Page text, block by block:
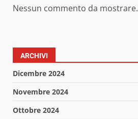
Nessun commento da mostrare.
ARCHIVI
Dicembre 2024
Novembre 2024
Ottobre 2024